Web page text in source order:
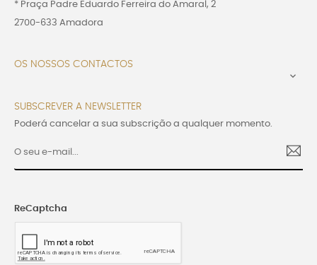
* Praça Padre Eduardo Ferreira do Amaral, 2
2700-633 Amadora
OS NOSSOS CONTACTOS

SUBSCREVER A NEWSLETTER
Poderá cancelar a sua subscrição a qualquer momento.
ReCaptcha